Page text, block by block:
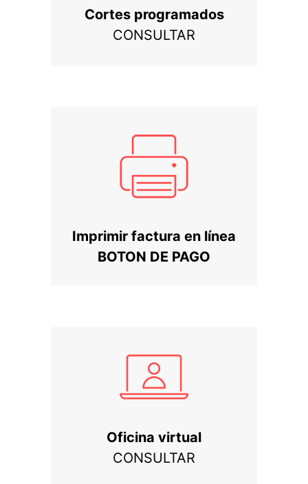
Cortes programados
CONSULTAR
Imprimir factura en línea
BOTON DE PAGO
Oficina virtual
CONSULTAR